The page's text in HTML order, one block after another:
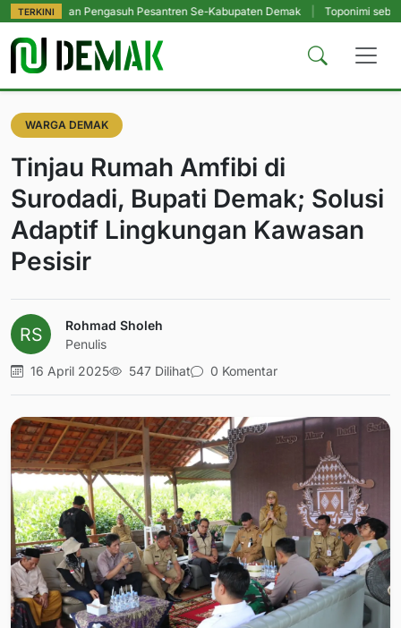
TERKINI
Pengasuh Pesantren Se-Kabupaten Demak | Toponimi sebagai Metode
WARGA DEMAK
Tinjau Rumah Amfibi di
Surodadi, Bupati Demak; Solusi
Adaptif Lingkungan Kawasan
Pesisir
Rohmad Sholeh
Penulis
16 April 2025
547 Dilihat 0 Komentar